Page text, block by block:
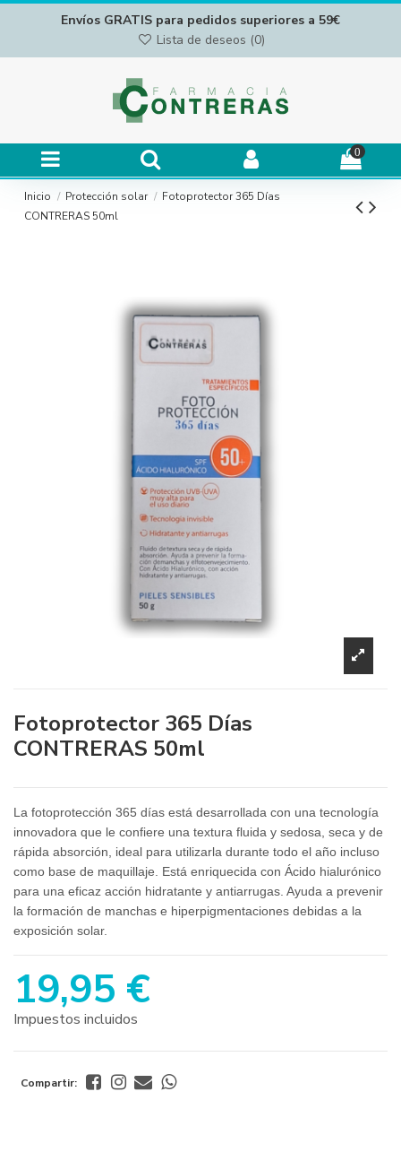
Envíos GRATIS para pedidos superiores a 59€
Lista de deseos (0)
0
Inicio Protección solar
Fotoprotector 365 Días
CONTRERAS 50ml
Fotoprotector 365 Días
CONTRERAS 50ml
La fotoprotección 365 días está desarrollada con una tecnología
innovadora que le confiere una textura fluida y sedosa, seca y de
rápida absorción, ideal para utilizarla durante todo el año incluso
como base de maquillaje. Está enriquecida con Ácido hialurónico
para una eficaz acción hidratante y antiarrugas. Ayuda a prevenir
la formación de manchas e hiperpigmentaciones debidas a la
exposición solar.
19,95 €
Impuestos incluidos
Compartir: